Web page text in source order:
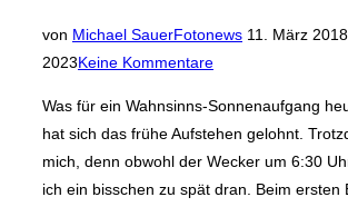
von Michael SauerFotonewsVeröffentlicht
11. März 2018
2023Keine Kommentare
Was für ein Wahnsinns-Sonnenaufgang
hat sich das frühe Aufstehen gelohnt.
mich, denn obwohl der Wecker um 6:30
ich ein bisschen zu spät dran. Beim ersten